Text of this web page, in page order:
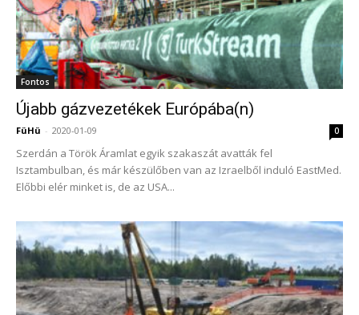
Fontos
Újabb gázvezetékek Európába(n)
FüHü - 2020-01-09 0
Szerdán a Török Áramlat egyik szakaszát avatták fel
Isztambulban, és már készülőben van az Izraelből induló EastMed.
Előbbi elér minket is, de az USA...